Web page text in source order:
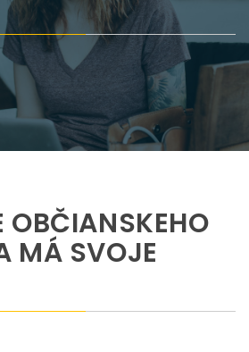
OBČIANSKEHO
MÁ SVOJE